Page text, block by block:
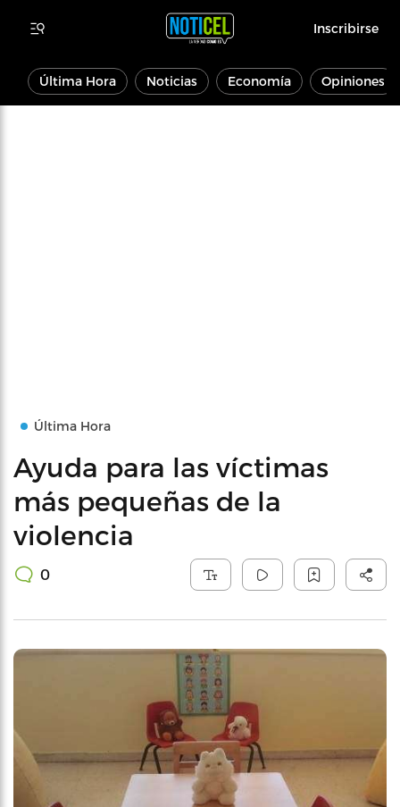
Inscribirse
Última Hora Noticias Economía Opiniones
Última Hora
Ayuda para las víctimas
más pequeñas de la
violencia
0